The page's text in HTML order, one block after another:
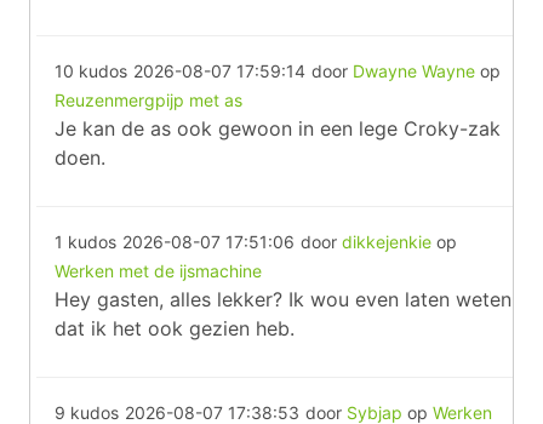
10 kudos 2026-08-07 17:59:14 door Dwayne Wayne op
Reuzenmergpijp met as
Je kan de as ook gewoon in een lege Croky-zak
doen.
1 kudos 2026-08-07 17:51:06 door dikkejenkie op
Werken met de ijsmachine
Hey gasten, alles lekker? Ik wou even laten weten
dat ik het ook gezien heb.
9 kudos 2026-08-07 17:38:53 door Sybjap op Werken